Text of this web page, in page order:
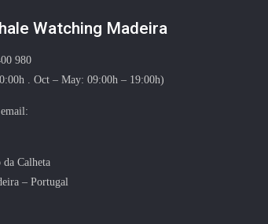
Watching Madeira
980
. Oct – May: 09:00h – 19:00h)
Calheta
– Portugal